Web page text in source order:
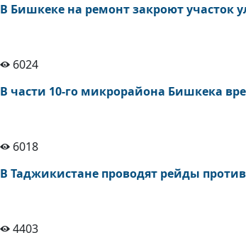
В Бишкеке на ремонт закроют участок
6024
В части 10-го микрорайона Бишкека
6018
В Таджикистане проводят рейды
4403